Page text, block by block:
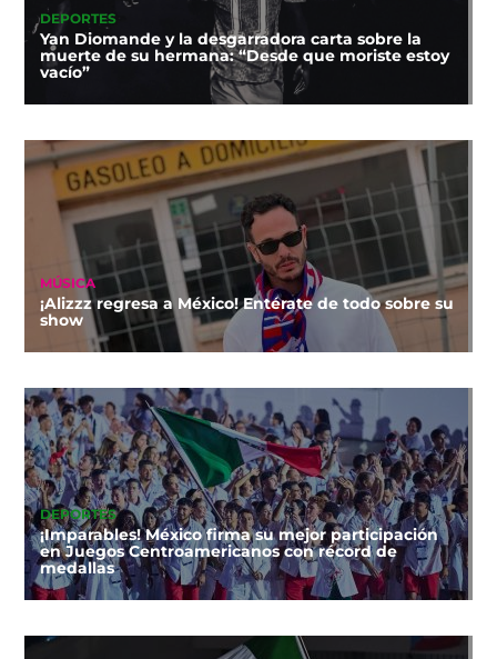
DEPORTES
Yan Diomande y la desgarradora carta sobre la
muerte de su hermana: “Desde que moriste estoy
vacío”
MÚSICA
¡Alizzz regresa a México! Entérate de todo sobre su
show
DEPORTES
¡Imparables! México firma su mejor participación
en Juegos Centroamericanos con récord de
medallas